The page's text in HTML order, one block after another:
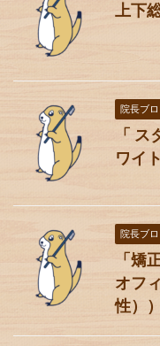
上下
院長ブ
「
ワイ
院長ブ
「矯
オフ
性））